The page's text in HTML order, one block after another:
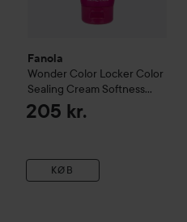
Fanola
Wonder Color Locker Color
Sealing Cream Softness
And Shine
205 kr.
KØB